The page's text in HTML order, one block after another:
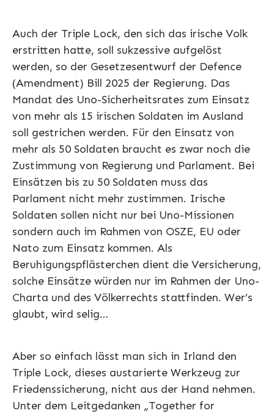
Auch der Triple Lock, den sich das irische Volk
erstritten hatte, soll sukzessive aufgelöst
werden, so der Gesetzesentwurf der Defence
(Amendment) Bill 2025 der Regierung. Das
Mandat des Uno-Sicherheitsrates zum Einsatz
von mehr als 15 irischen Soldaten im Ausland
soll gestrichen werden. Für den Einsatz von
mehr als 50 Soldaten braucht es zwar noch die
Zustimmung von Regierung und Parlament. Bei
Einsätzen bis zu 50 Soldaten muss das
Parlament nicht mehr zustimmen. Irische
Soldaten sollen nicht nur bei Uno-Missionen
sondern auch im Rahmen von OSZE, EU oder
Nato zum Einsatz kommen. Als
Beruhigungspflästerchen dient die Versicherung,
solche Einsätze würden nur im Rahmen der Uno-
Charta und des Völkerrechts stattfinden. Wer’s
glaubt, wird selig…
Aber so einfach lässt man sich in Irland den
Triple Lock, dieses austarierte Werkzeug zur
Friedenssicherung, nicht aus der Hand nehmen.
Unter dem Leitgedanken „Together for